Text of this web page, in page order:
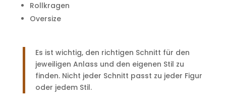
Rollkragen
Oversize
Es ist wichtig, den richtigen Schnitt für den
jeweiligen Anlass und den eigenen Stil zu
finden. Nicht jeder Schnitt passt zu jeder Figur
oder jedem Stil.